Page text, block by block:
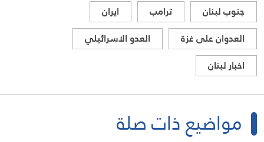
جنوب لبنان
ترامب
ايران
العدوان على غزة
العدو الاسرائيلي
اخبار لبنان
مواضيع ذات صلة